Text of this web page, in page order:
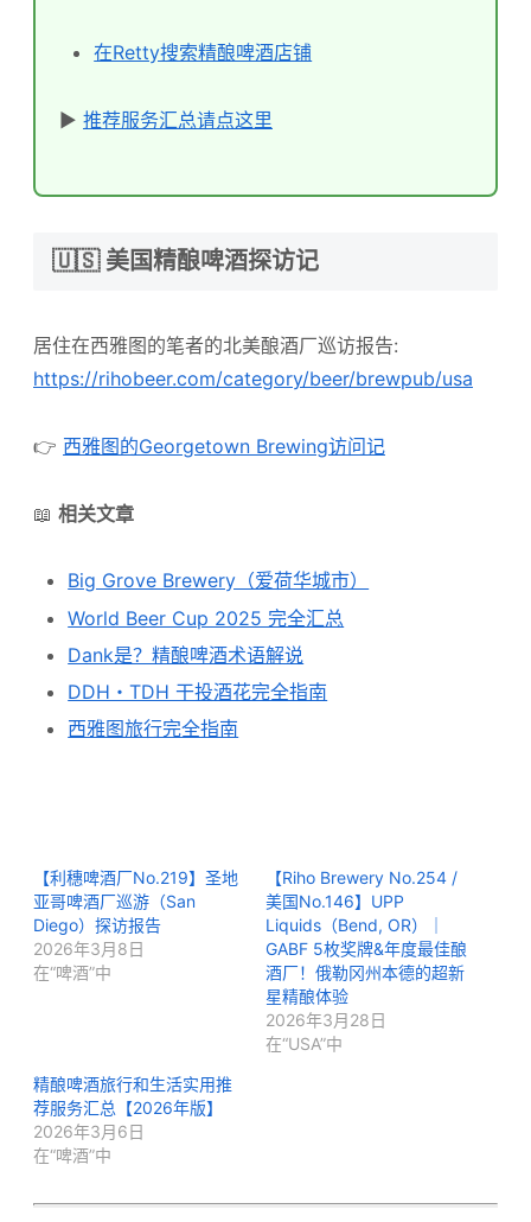
在Retty搜索精酿啤酒店铺
▶ 推荐服务汇总请点这里
🇺🇸 美国精酿啤酒探访记
居住在西雅图的笔者的北美酿酒厂巡访报告:
https://rihobeer.com/category/beer/brewpub/usa
👉 西雅图的Georgetown Brewing访问记
📖 相关文章
Big Grove Brewery（爱荷华城市）
World Beer Cup 2025 完全汇总
Dank是？精酿啤酒术语解说
DDH・TDH 干投酒花完全指南
西雅图旅行完全指南
【利穗啤酒厂No.219】圣地
亚哥啤酒厂巡游（San
Diego）探访报告
2026年3月8日
在“啤酒”中
【Riho Brewery No.254 /
美国No.146】UPP
Liquids（Bend, OR）｜
GABF 5枚奖牌&年度最佳酿
酒厂！俄勒冈州本德的超新
星精酿体验
2026年3月28日
在“USA”中
精酿啤酒旅行和生活实用推
荐服务汇总【2026年版】
2026年3月6日
在“啤酒”中